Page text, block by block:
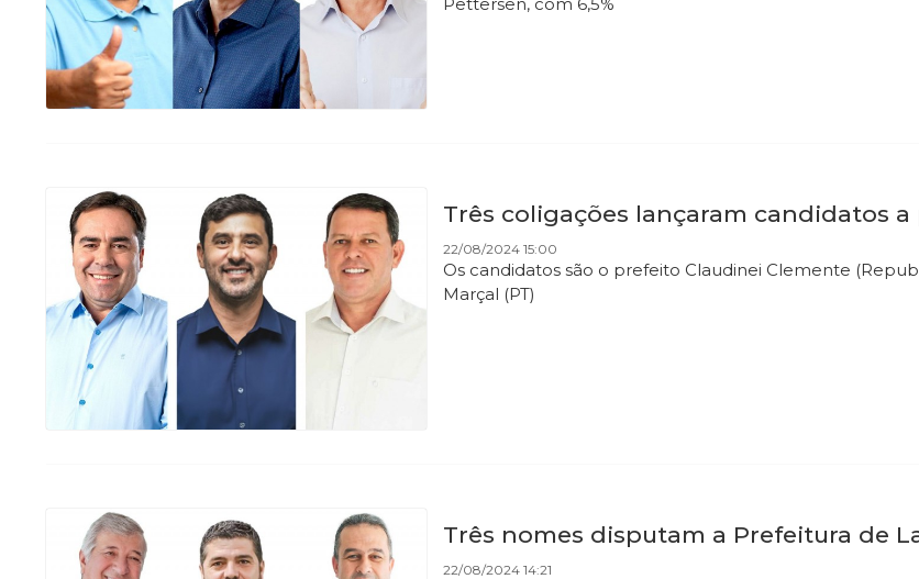
Três coligações lançaram candidatos
22/08/2024 15:00
Os candidatos são o prefeito Claudinei Clemente
Marçal (PT)
Três nomes disputam a Prefeitura de
22/08/2024 14:21